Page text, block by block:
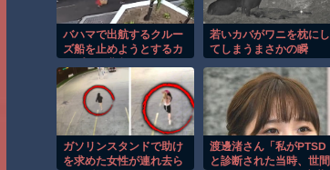
バハマで出航するクルー
ズ船を止めようとするカ
若いカバがワニを枕にし
てしまうまさかの瞬
ガソリンスタンドで助け
を求めた女性が連れ去ら
渡邊渚さん「私がPTSD
と診断された当時、世間